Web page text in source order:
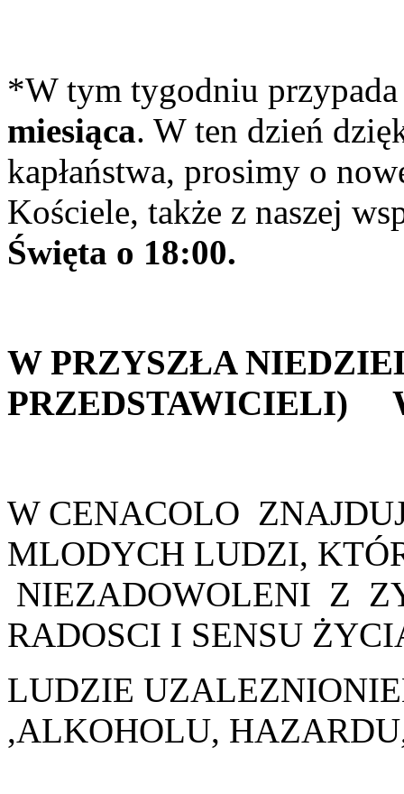
*W tym tygodniu
miesiąca. W ten dzień
kapłaństwa, prosimy o
Kościele, także z naszej
Święta o 18:00.
W PRZYSZŁA
PRZEDSTAWICIELI)
W CENACOLO
MLODYCH LUDZI,
NIEZADOWOLENI Z
RADOSCI I SENSU
LUDZIE
,ALKOHOLU,